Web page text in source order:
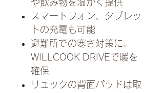
や飲み物を温かく提供
スマートフォン、タブレッ
トの充電も可能
避難所での寒さ対策に、
WILLCOOK DRIVEで暖を
確保
リュックの背面パッドは取